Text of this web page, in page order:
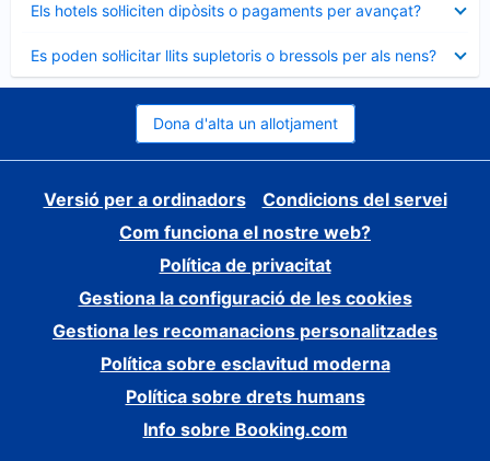
Els hotels sol·liciten dipòsits o pagaments per avançat?
tancat
Es poden sol·licitar llits supletoris o bressols per als nens?
tancat
Dona d'alta un allotjament
Versió per a ordinadors
Condicions del servei
Com funciona el nostre web?
Política de privacitat
Gestiona la configuració de les cookies
Gestiona les recomanacions personalitzades
Política sobre esclavitud moderna
Política sobre drets humans
Info sobre Booking.com